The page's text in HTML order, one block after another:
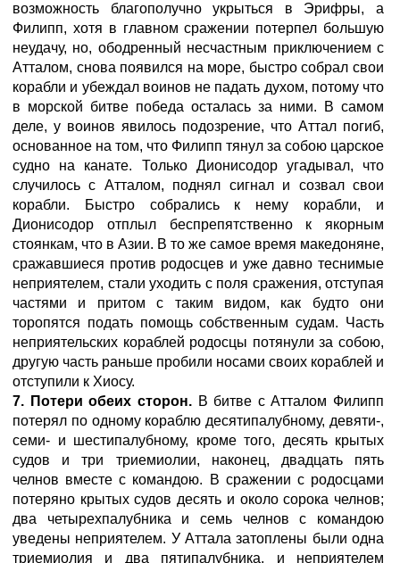
возможность благополучно укрыться в Эрифры, а
Филипп, хотя в главном сражении потерпел большую
неудачу, но, ободренный несчастным приключением с
Атталом, снова появился на море, быстро собрал свои
корабли и убеждал воинов не падать духом, потому что
в морской битве победа осталась за ними. В самом
деле, у воинов явилось подозрение, что Аттал погиб,
основанное на том, что Филипп тянул за собою царское
судно на канате. Только Дионисодор угадывал, что
случилось с Атталом, поднял сигнал и созвал свои
корабли. Быстро собрались к нему корабли, и
Дионисодор отплыл беспрепятственно к якорным
стоянкам, что в Азии. В то же самое время македоняне,
сражавшиеся против родосцев и уже давно теснимые
неприятелем, стали уходить с поля сражения, отступая
частями и притом с таким видом, как будто они
торопятся подать помощь собственным судам. Часть
неприятельских кораблей родосцы потянули за собою,
другую часть раньше пробили носами своих кораблей и
отступили к Хиосу.
7. Потери обеих сторон. В битве с Атталом Филипп
потерял по одному кораблю десятипалубному, девяти-,
семи- и шестипалубному, кроме того, десять крытых
судов и три триемиолии, наконец, двадцать пять
челнов вместе с командою. В сражении с родосцами
потеряно крытых судов десять и около сорока челнов;
два четырехпалубника и семь челнов с командою
уведены неприятелем. У Аттала затоплены были одна
триемиолия и два пятипалубника, и неприятелем